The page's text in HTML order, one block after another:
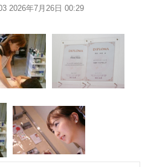
2026年7月26日 00:29